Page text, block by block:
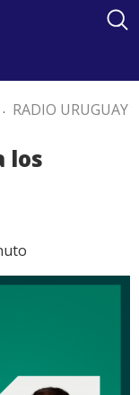
. RADIO URUGUAY
los